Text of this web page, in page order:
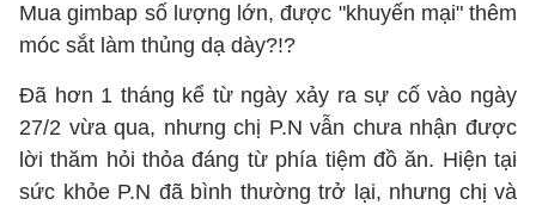
Mua gimbap số lượng lớn, được "khuyến mại" thêm
móc sắt làm thủng dạ dày?!?
Đã hơn 1 tháng kể từ ngày xảy ra sự cố vào ngày
27/2 vừa qua, nhưng chị P.N vẫn chưa nhận được
lời thăm hỏi thỏa đáng từ phía tiệm đồ ăn. Hiện tại
sức khỏe P.N đã bình thường trở lại, nhưng chị và